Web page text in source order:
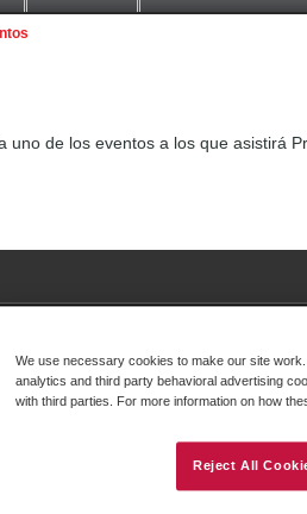
uno de los eventos a los que asistirá
We use necessary cookies to make our site
analytics and third party behavioral advertising
with third parties. For more information on how
Reject All